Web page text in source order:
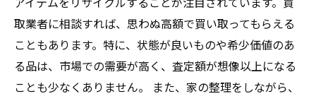
取業者に相談すれば、思わぬ高額で買い取ってもらえる
こともあります。特に、状態が良いものや希少価値のあ
る品は、市場での需要が高く、査定額が想像以上になる
ことも少なくありません。 また、家の整理をしながら、